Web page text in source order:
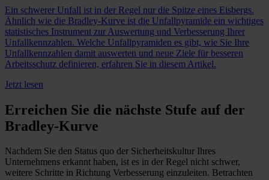
Ein schwerer Unfall ist in der Regel nur die Spitze eines Eisbergs.
Ähnlich wie die Bradley-Kurve ist die Unfallpyramide ein wichtiges
statistisches Instrument zur Auswertung und Verbesserung Ihrer
Unfallkennzahlen. Welche Unfallpyramiden es gibt, wie Sie Ihre
Unfallkennzahlen damit auswerten und neue Ziele für besseren
Arbeitsschutz definieren, erfahren Sie in diesem Artikel.
Jetzt lesen
Erreichen Sie die nächste Stufe auf der
Bradley-Kurve
Nachdem Sie den Status quo der Sicherheitskultur Ihres
Unternehmens erkannt haben, ist es in der Regel nicht schwer,
weitere Schritte in Richtung Verbesserung einzuleiten. Betrachten